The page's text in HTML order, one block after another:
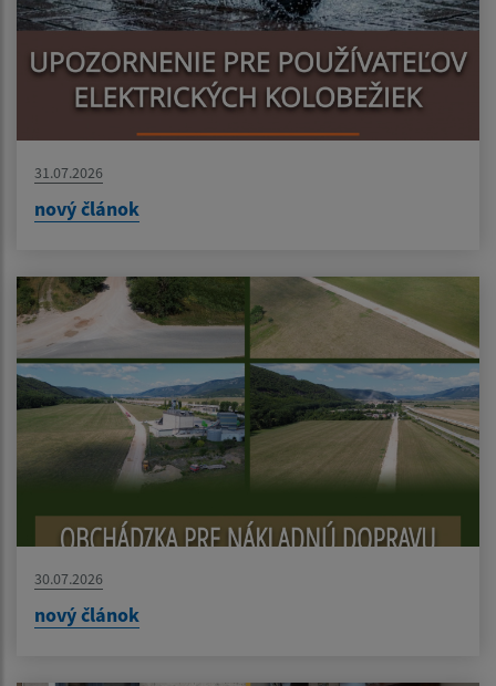
31.07.2026
nový článok
30.07.2026
nový článok